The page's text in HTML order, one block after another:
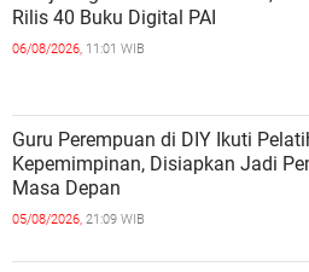
Rilis 40 Buku Digital PAI
06/08/2026, 11:01 WIB
Guru Perempuan di DIY Ikuti
Kepemimpinan, Disiapkan Jadi
Masa Depan
05/08/2026, 21:09 WIB